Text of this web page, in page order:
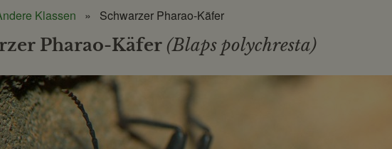
Klassen Schwarzer Pharao-Käfer
Pharao-Käfer (Blaps polychresta)